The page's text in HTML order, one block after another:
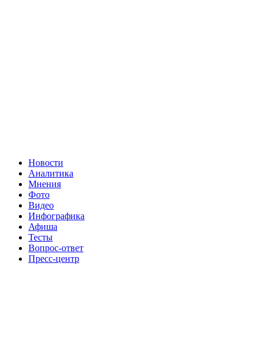
Новости
Аналитика
Мнения
Фото
Видео
Инфографика
Афиша
Тесты
Вопрос-ответ
Пресс-центр